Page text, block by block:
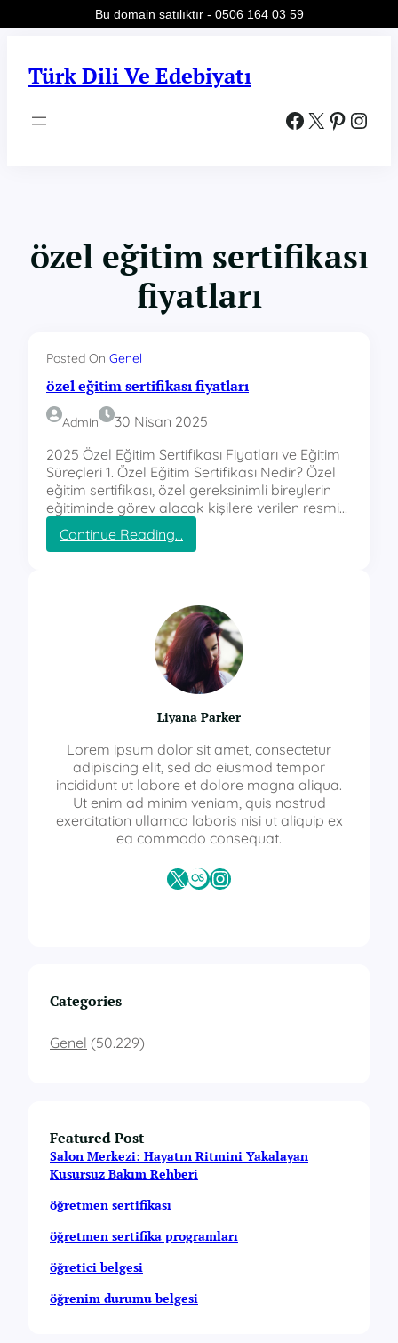
Türk Dili Ve Edebiyatı
Facebook X Pinterest Instagram
özel eğitim sertifikası
fiyatları
Posted On Genel
özel eğitim sertifikası fiyatları
Admin
30 Nisan 2025
2025 Özel Eğitim Sertifikası Fiyatları ve Eğitim
Süreçleri 1. Özel Eğitim Sertifikası Nedir? Özel
eğitim sertifikası, özel gereksinimli bireylerin
eğitiminde görev alacak kişilere verilen resmi…
Continue Reading…
ö
l
e
ğ
i
t
i
m
e
r
t
i
f
i
a
s
Liyana Parker
Lorem ipsum dolor sit amet, consectetur
adipiscing elit, sed do eiusmod tempor
incididunt ut labore et dolore magna aliqua.
Ut enim ad minim veniam, quis nostrud
exercitation ullamco laboris nisi ut aliquip ex
ea commodo consequat.
X Last.fmInstagram
Categories
Genel (50.229)
Featured Post
Salon Merkezi: Hayatın Ritmini Yakalayan
Kusursuz Bakım Rehberi
öğretmen sertifikası
öğretmen sertifika programları
öğretici belgesi
öğrenim durumu belgesi
Bu domain satılıktır - 0506 164 03 59